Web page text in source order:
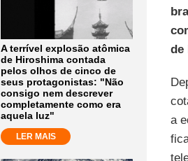
A terrível explosão atômica
de Hiroshima contada
pelos olhos de cinco de
seus protagonistas: "Não
consigo nem descrever
completamente como era
aquela luz"
LER MAIS
de
a